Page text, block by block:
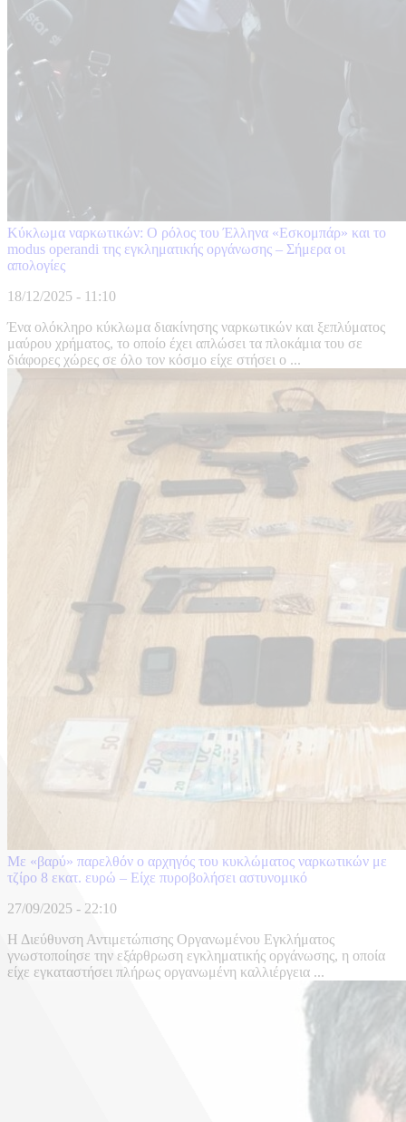
Κύκλωμα ναρκωτικών: Ο ρόλος του Έλληνα «Εσκομπάρ» και το
modus operandi της εγκληματικής οργάνωσης – Σήμερα οι
απολογίες
18/12/2025 - 11:10
Ένα ολόκληρο κύκλωμα διακίνησης ναρκωτικών και ξεπλύματος
μαύρου χρήματος, το οποίο έχει απλώσει τα πλοκάμια του σε
διάφορες χώρες σε όλο τον κόσμο είχε στήσει ο ...
Με «βαρύ» παρελθόν ο αρχηγός του κυκλώματος ναρκωτικών με
τζίρο 8 εκατ. ευρώ – Είχε πυροβολήσει αστυνομικό
27/09/2025 - 22:10
Η Διεύθυνση Αντιμετώπισης Οργανωμένου Εγκλήματος
γνωστοποίησε την εξάρθρωση εγκληματικής οργάνωσης, η οποία
είχε εγκαταστήσει πλήρως οργανωμένη καλλιέργεια ...